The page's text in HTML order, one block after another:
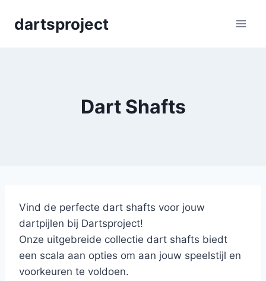
dartsproject
Dart Shafts
Vind de perfecte dart shafts voor jouw
dartpijlen bij Dartsproject!
Onze uitgebreide collectie dart shafts biedt
een scala aan opties om aan jouw speelstijl en
voorkeuren te voldoen.